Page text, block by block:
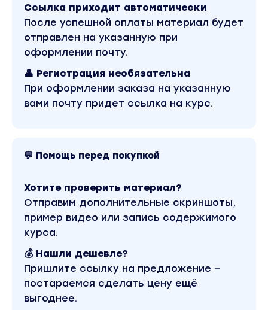
- Привязка к вашей почте и номеру телефона
- Есть возможность выпуска пластиковой карты и
доставка в РФ (по миру)
- Страна-эмитент Гонконг
- Привязка к Google Pay (Apple Pay скоро)
- Оплата в любых зарубежных интернет и
оффлайн магазинах
Вы находитесь на странице товара «Авторская
- Забудь про P2P. Покупай крипту за рубли
курс входит в рубрику «Инвестиции, Трейдинг,
Криптовалюта». Другие материалы автора
Ссылка приходит автоматически
После успешной оплаты материал будет
отправлен на указанную при
оформлении почту.
👤 Регистрация необязательна
При оформлении заказа на указанную
вами почту придет ссылка на курс.
💬 Помощь перед покупкой
Хотите проверить материал?
Отправим дополнительные скриншоты,
пример видео или запись содержимого
курса.
💰 Нашли дешевле?
Пришлите ссылку на предложение —
постараемся сделать цену ещё
выгоднее.